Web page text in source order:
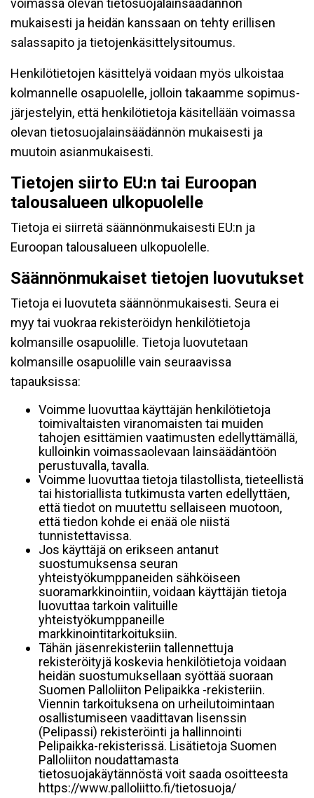
voimassa olevan tietosuojalainsäädännön
mukaisesti ja heidän kanssaan on tehty erillisen
salassapito ja tietojenkäsittelysitoumus.
Henkilötietojen käsittelyä voidaan myös ulkoistaa
kolmannelle osapuolelle, jolloin takaamme sopimus-
järjestelyin, että henkilötietoja käsitellään voimassa
olevan tietosuojalainsäädännön mukaisesti ja
muutoin asianmukaisesti.
Tietojen siirto EU:n tai Euroopan
talousalueen ulkopuolelle
Tietoja ei siirretä säännönmukaisesti EU:n ja
Euroopan talousalueen ulkopuolelle.
Säännönmukaiset tietojen luovutukset
Tietoja ei luovuteta säännönmukaisesti. Seura ei
myy tai vuokraa rekisteröidyn henkilötietoja
kolmansille osapuolille. Tietoja luovutetaan
kolmansille osapuolille vain seuraavissa
tapauksissa:
Voimme luovuttaa käyttäjän henkilötietoja
toimivaltaisten viranomaisten tai muiden
tahojen esittämien vaatimusten edellyttämällä,
kulloinkin voimassaolevaan lainsäädäntöön
perustuvalla, tavalla.
Voimme luovuttaa tietoja tilastollista, tieteellistä
tai historiallista tutkimusta varten edellyttäen,
että tiedot on muutettu sellaiseen muotoon,
että tiedon kohde ei enää ole niistä
tunnistettavissa.
Jos käyttäjä on erikseen antanut
suostumuksensa seuran
yhteistyökumppaneiden sähköiseen
suoramarkkinointiin, voidaan käyttäjän tietoja
luovuttaa tarkoin valituille
yhteistyökumppaneille
markkinointitarkoituksiin.
Tähän jäsenrekisteriin tallennettuja
rekisteröityjä koskevia henkilötietoja voidaan
heidän suostumuksellaan syöttää suoraan
Suomen Palloliiton Pelipaikka -rekisteriin.
Viennin tarkoituksena on urheilutoimintaan
osallistumiseen vaadittavan lisenssin
(Pelipassi) rekisteröinti ja hallinnointi
Pelipaikka-rekisterissä. Lisätietoja Suomen
Palloliiton noudattamasta
tietosuojakäytännöstä voit saada osoitteesta
https://www.palloliitto.fi/tietosuoja/